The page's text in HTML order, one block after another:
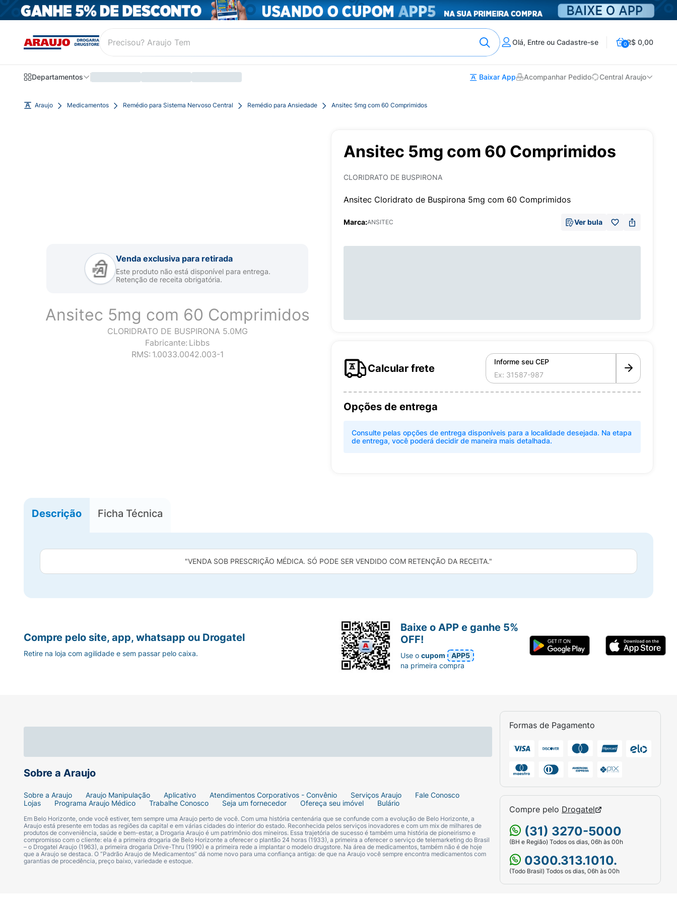
Olá, Entre ou Cadastre-se 0R$ 0,00
Departamentos Baixar App Acompanhar Pedido Central Araujo
Araujo Medicamentos Remédio para Sistema Nervoso Central Remédio para Ansiedade Ansitec 5mg com 60 Comprimidos
Venda exclusiva para retirada
Este produto não está disponível para entrega.
Retenção de receita obrigatória.
Ansitec 5mg com 60 Comprimidos
CLORIDRATO DE BUSPIRONA 5.0MG
Fabricante: Libbs
RMS: 1.0033.0042.003-1
Ansitec 5mg com 60 Comprimidos
CLORIDRATO DE BUSPIRONA
Ansitec Cloridrato de Buspirona 5mg com 60 Comprimidos
Marca:ANSITEC Ver bula
Calcular frete
Informe seu CEP
Opções de entrega
Consulte pelas opções de entrega disponíveis para a localidade desejada. Na etapa
de entrega, você poderá decidir de maneira mais detalhada.
Descrição Ficha Técnica
"VENDA SOB PRESCRIÇÃO MÉDICA. SÓ PODE SER VENDIDO COM RETENÇÃO DA RECEITA."
Sobre a Araujo
Sobre a Araujo Araujo Manipulação Aplicativo Atendimentos Corporativos - Convênio Serviços Araujo
Fale Conosco
Lojas
Programa Araujo Médico Trabalhe Conosco Seja um fornecedor Ofereça seu imóvel Bulário
Em Belo Horizonte, onde você estiver, tem sempre uma Araujo perto de você. Com uma história centenária que se confunde com a evolução de Belo Horizonte, a
Araujo está presente em todas as regiões da capital e em várias cidades do interior do estado. Reconhecida pelos serviços inovadores e com um mix de milhares de
produtos de conveniência, saúde e bem-estar, a Drogaria Araujo é um patrimônio dos mineiros. Essa trajetória de sucesso é também uma história de pioneirismo e
compromisso com o cliente: ela é a primeira drogaria de Belo Horizonte a oferecer o plantão 24 horas (1933), a primeira a oferecer o serviço de telemarketing do Brasil
– o Drogatel Araujo (1963), a primeira drogaria Drive-Thru (1990) e a primeira rede a implantar o modelo drugstore. Na área de medicamentos, também não é de hoje
que a Araujo se destaca. O “Padrão Araujo de Medicamentos” dá nome novo para uma confiança antiga: de que na Araujo você sempre encontra medicamentos com
garantias de procedência, preço baixo, variedade e estoque.
Formas de Pagamento
Compre pelo Drogatel
(31) 3270-5000
(BH e Região) Todos os dias, 06h às 00h
0300.313.1010.
(Todo Brasil) Todos os dias, 06h às 00h
Compre pelo site, app, whatsapp ou Drogatel
Retire na loja com agilidade e sem passar pelo caixa.
Baixe o APP e ganhe 5%
OFF!
Use ocupom
APP5
na primeira compra